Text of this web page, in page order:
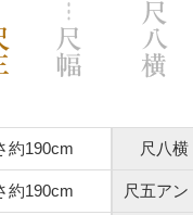
約190cm
約190cm
尺八横
尺五アン